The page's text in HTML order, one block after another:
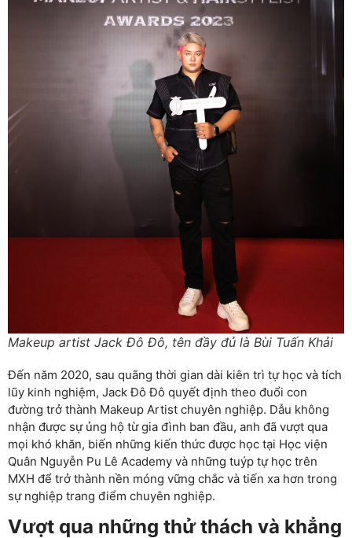
Makeup artist Jack Đô Đô, tên đầy đủ là Bùi Tuấn Khải
Đến năm 2020, sau quãng thời gian dài kiên trì tự học và tích
lũy kinh nghiệm, Jack Đô Đô quyết định theo đuổi con
đường trở thành Makeup Artist chuyên nghiệp. Dẫu không
nhận được sự ủng hộ từ gia đình ban đầu, anh đã vượt qua
mọi khó khăn, biến những kiến thức được học tại Học viện
Quân Nguyễn Pu Lê Academy và những tuýp tự học trên
MXH để trở thành nền móng vững chắc và tiến xa hơn trong
sự nghiệp trang điểm chuyên nghiệp.
Vượt qua những thử thách và khẳng